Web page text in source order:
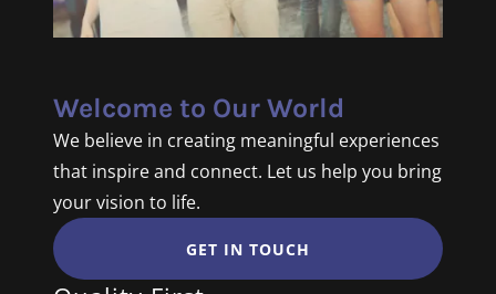
Welcome to Our World
We believe in creating meaningful experiences
that inspire and connect. Let us help you bring
your vision to life.
GET IN TOUCH